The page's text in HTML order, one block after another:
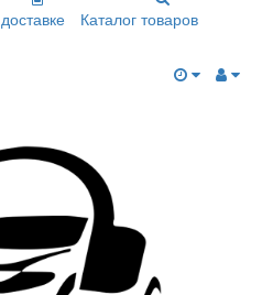
Каталог товаров